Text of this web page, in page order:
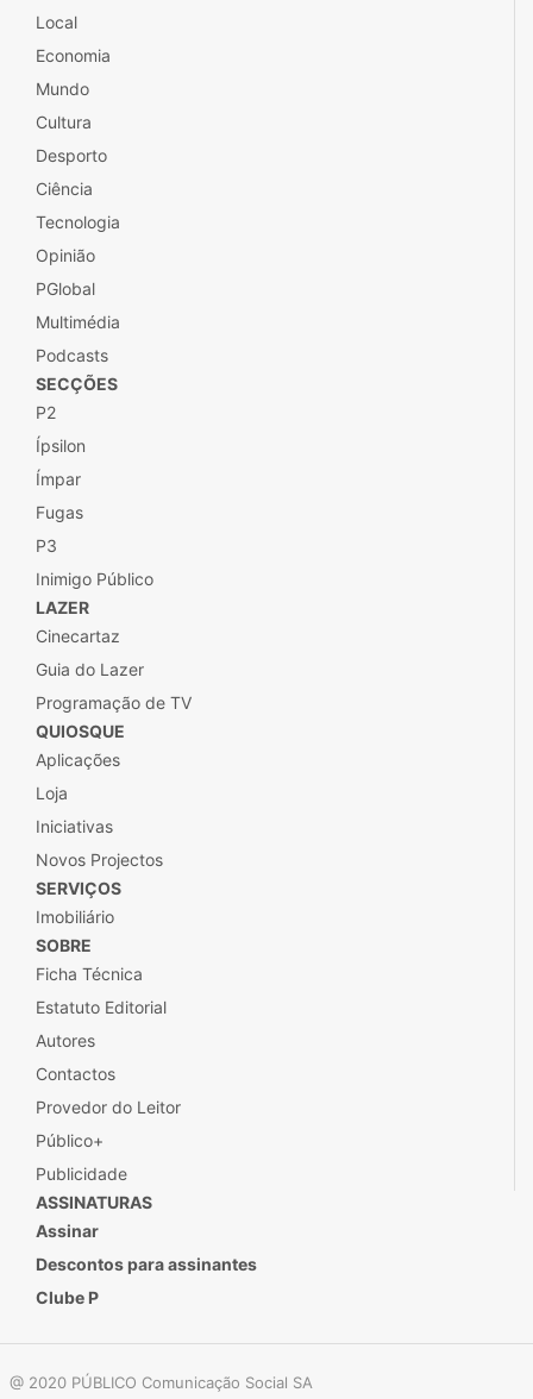
Local
Economia
Mundo
Cultura
Desporto
Ciência
Tecnologia
Opinião
PGlobal
Multimédia
Podcasts
SECÇÕES
P2
Ípsilon
Ímpar
Fugas
P3
Inimigo Público
LAZER
Cinecartaz
Guia do Lazer
Programação de TV
QUIOSQUE
Aplicações
Loja
Iniciativas
Novos Projectos
SERVIÇOS
Imobiliário
SOBRE
Ficha Técnica
Estatuto Editorial
Autores
Contactos
Provedor do Leitor
Público+
Publicidade
ASSINATURAS
Assinar
Descontos para assinantes
Clube P
@ 2020 PÚBLICO Comunicação Social SA